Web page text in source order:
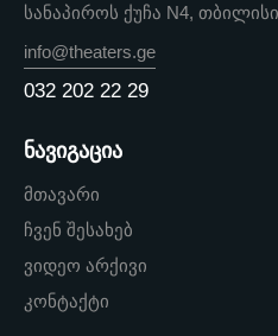
სანაპიროს ქუჩა N4, თბილისი
info@theaters.ge
032 202 22 29
ნავიგაცია
მთავარი
ჩვენ შესახებ
ვიდეო არქივი
კონტაქტი